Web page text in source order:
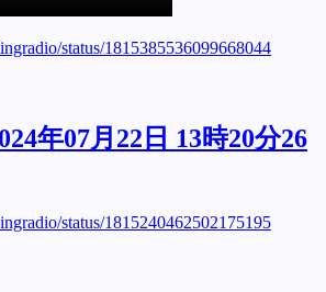
status/1815385536099668044
年07月22日 13時20分26
status/1815240462502175195